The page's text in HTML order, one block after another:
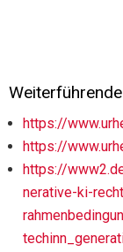
https://
https://
https://
nerative-ki-